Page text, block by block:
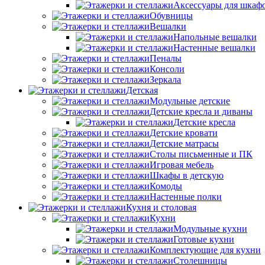
Аксессуары для
Обувницы
Вешалки
Напольные вешалки
Настенные вешалки
Пеналы
Консоли
Зеркала
Детская
Модульные детские
Детские кресла и диваны
Детские кресла
Детские кровати
Детские матрасы
Столы письменные и ПК
Игровая мебель
Шкафы в детскую
Комоды
Настенные полки
Кухня и столовая
Кухни
Модульные кухни
Готовые кухни
Комплектующие для кухни
Столешницы